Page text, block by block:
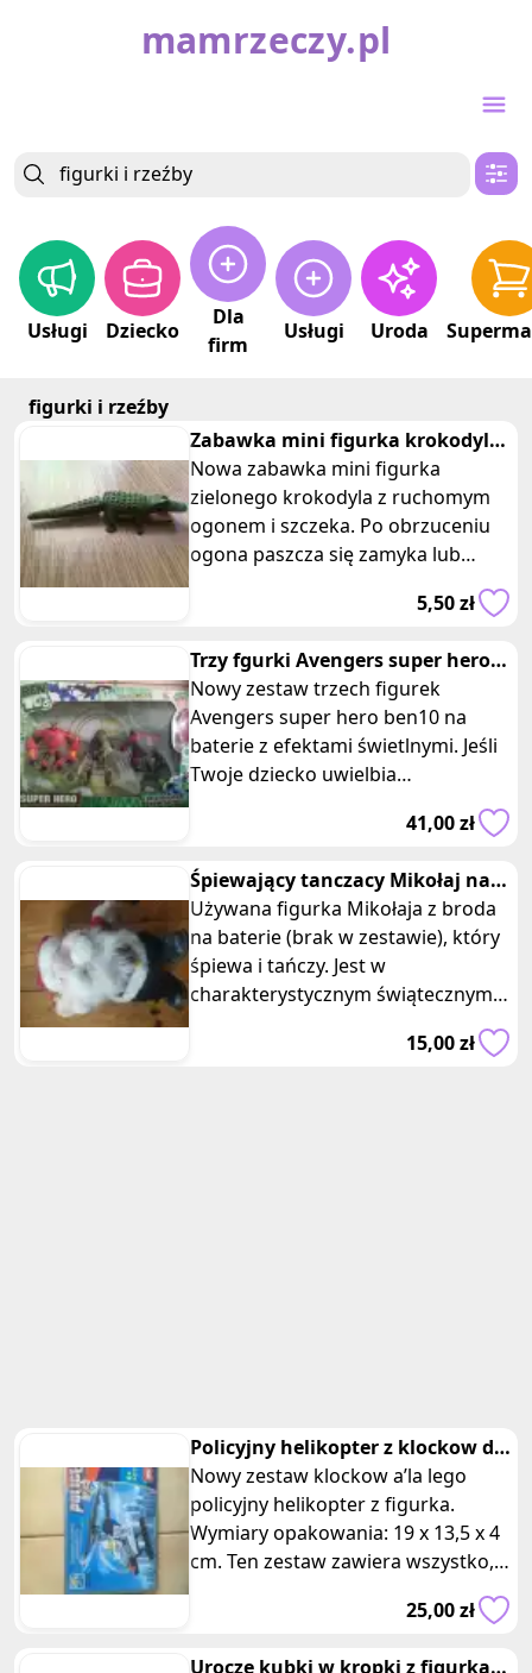
mamrzeczy.pl
Usługi Dziecko
Dla
firm
Usługi Uroda
figurki i rzeźby
Zabawka mini figurka krokodyla
z ruchomym ogonem i szczeka
Nowa zabawka mini figurka
zielonego krokodyla z ruchomym
ogonem i szczeka. Po obrzuceniu
ogona paszcza się zamyka lub
otwiera. Tak samo przy zmaknieciu
5,50 zł
Trzy fgurki Avengers super hero
ben10 baterie efekt świetlny
Nowy zestaw trzech figurek
Avengers super hero ben10 na
baterie z efektami świetlnymi. Jeśli
Twoje dziecko uwielbia
superbohaterów i chce mieć swoje
41,00 zł
Śpiewający tanczacy Mikołaj na
baterie z workiem prezentow
Używana figurka Mikołaja z broda
na baterie (brak w zestawie), który
śpiewa i tańczy. Jest w
charakterystycznym świątecznym
ubraniu, czerwona czapka i kurtka,
15,00 zł
Policyjny helikopter z klockow dla
dzieci
Nowy zestaw klockow a’la lego
policyjny helikopter z figurka.
Wymiary opakowania: 19 x 13,5 x 4
cm. Ten zestaw zawiera wszystko,
25,00 zł
Urocze kubki w kropki z figurką